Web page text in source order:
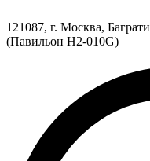
121087, г. Москва,
(Павильон H2-010G)